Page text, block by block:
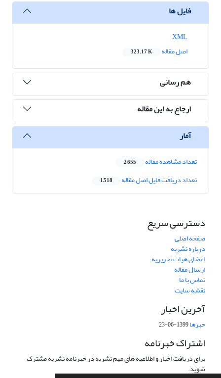
فایل ها
اصل مقاله
323.17 K
هم رسانی
ارجاع به این مقاله
آمار
تعداد مشاهده مقاله 2,655
تعداد دریافت فایل اصل مقاله 1,518
دسترسی سریع
صفحه اصلی
درباره نشریه
اعضای هیات تحریریه
ارسال مقاله
تماس با ما
نقشه سایت
آخرین اخبار
خبرها1399-06-23
اشتراک خبرنامه
برای دریافت اخبار و اطلاعیه های مهم نشریه در خبرنامه نشریه مشترک
شوید.